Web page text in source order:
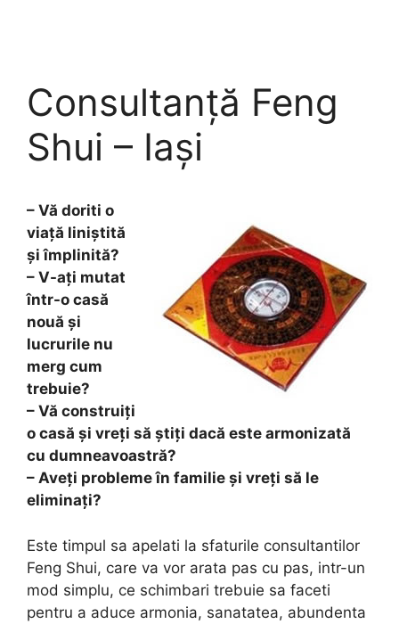
Consultanță Feng
Shui – Iași
– Vă doriti o
viață liniștită
și împlinită?
– V-ați mutat
într-o casă
nouă și
lucrurile nu
merg cum
trebuie?
– Vă construiți
o casă și vreți să știți dacă este armonizată
cu dumneavoastră?
– Aveți probleme în familie și vreți să le
eliminați?
Este timpul sa apelati la sfaturile consultantilor
Feng Shui, care va vor arata pas cu pas, intr-un
mod simplu, ce schimbari trebuie sa faceti
pentru a aduce armonia, sanatatea, abundenta